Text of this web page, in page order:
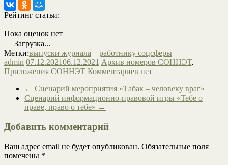
Рейтинг статьи:
Пока оценок нет
Загрузка...
Метки:выпуски журнала
работнику соцсферы
admin 07.12.202106.12.2021 Архив номеров СОННЭТ,
Приложения СОННЭТ Комментариев нет
← Сценарий мероприятия «Табак – человеку враг»
Сценарий информационно-правовой игры «Тебе о
праве, право о тебе» →
Добавить комментарий
Ваш адрес email не будет опубликован. Обязательные поля
помечены *